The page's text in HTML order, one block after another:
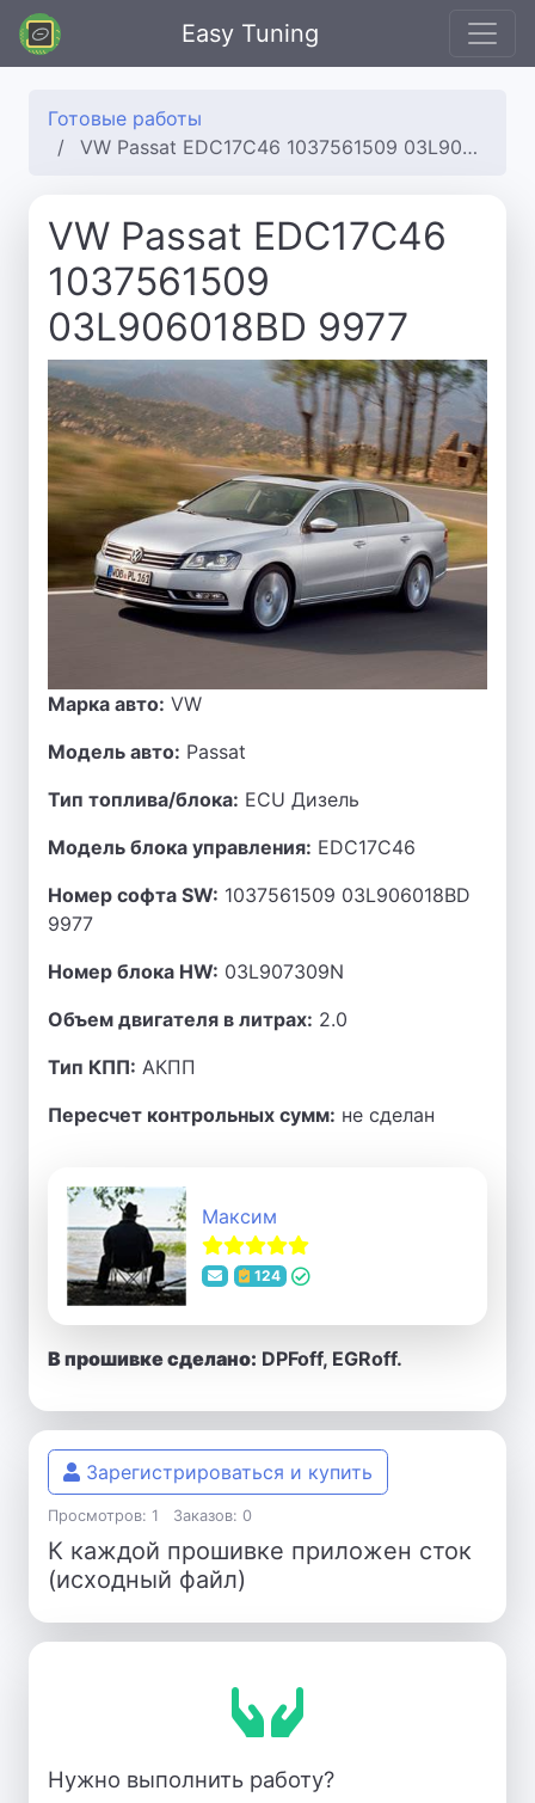
Easy Tuning
Готовые работы
VW Passat EDC17C46 1037561509 03L906018BD 9977
VW Passat EDC17C46
1037561509
03L906018BD 9977
Марка авто: VW
Модель авто: Passat
Тип топлива/блока: ECU Дизель
Модель блока управления: EDC17C46
Номер софта SW: 1037561509 03L906018BD
9977
Номер блока HW: 03L907309N
Объем двигателя в литрах: 2.0
Тип КПП: АКПП
Пересчет контрольных сумм: не сделан
Максим
124
В прошивке сделано: DPFoff, EGRoff.
Зарегистрироваться и купить
Просмотров: 1 Заказов: 0
К каждой прошивке приложен сток
(исходный файл)
Нужно выполнить работу?